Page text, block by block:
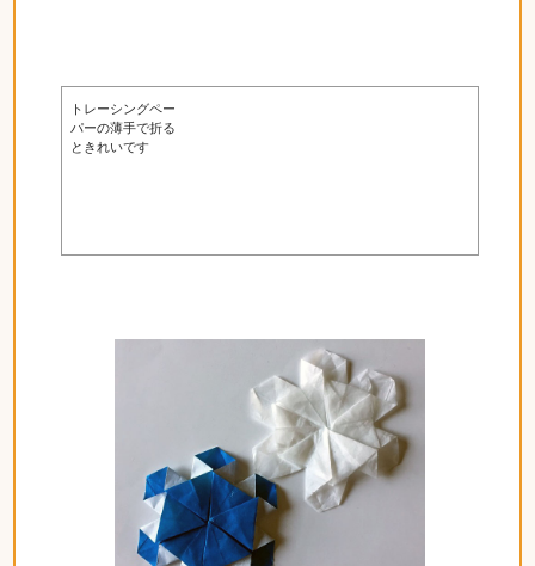
トレーシングペー
パーの薄手で折る
ときれいです